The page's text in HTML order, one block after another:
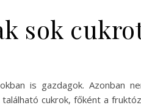
sok
is gazdagok. Azonban
cukrok, főként a